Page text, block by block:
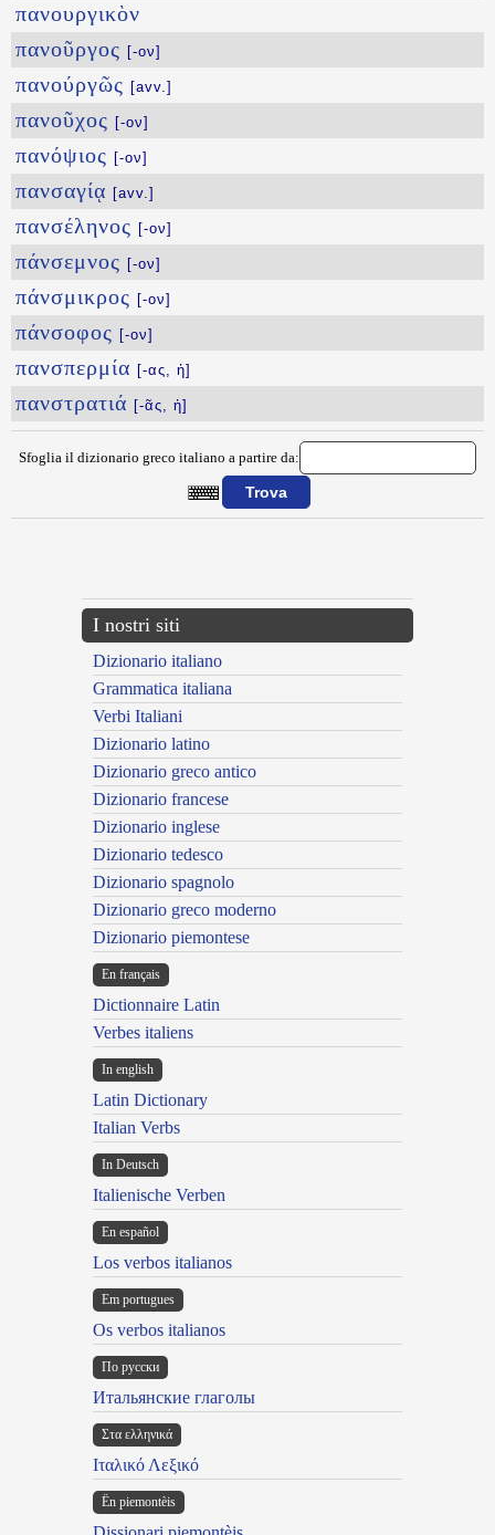
πανουργικὸν
πανοῦργος [-ον]
πανούργῶς [avv.]
πανοῦχος [-ον]
πανόψιος [-ον]
πανσαγίᾳ [avv.]
πανσέληνος [-ον]
πάνσεμνος [-ον]
πάνσμικρος [-ον]
πάνσοφος [-ον]
πανσπερμία [-ας, ἡ]
πανστρατιά [-ᾶς, ἡ]
Sfoglia il dizionario greco italiano a partire da:
I nostri siti
Dizionario italiano
Grammatica italiana
Verbi Italiani
Dizionario latino
Dizionario greco antico
Dizionario francese
Dizionario inglese
Dizionario tedesco
Dizionario spagnolo
Dizionario greco moderno
Dizionario piemontese
En français
Dictionnaire Latin
Verbes italiens
In english
Latin Dictionary
Italian Verbs
In Deutsch
Italienische Verben
En español
Los verbos italianos
Em portugues
Os verbos italianos
По русски
Итальянские глаголы
Στα ελληνικά
Ιταλικό Λεξικό
Ën piemontèis